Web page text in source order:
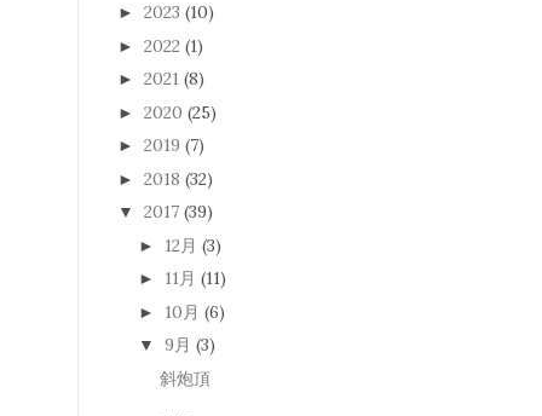
► 2023 (10)
► 2022 (1)
► 2021 (8)
► 2020 (25)
► 2019 (7)
► 2018 (32)
▼ 2017 (39)
► 12月 (3)
► 11月 (11)
► 10月 (6)
▼ 9月 (3)
斜炮頂